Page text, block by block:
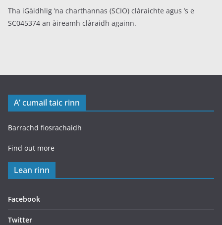
Tha iGàidhlig ’na charthannas (SCIO) clàraichte agus ’s e
SC045374 an àireamh clàraidh againn.
A’ cumail taic rinn
Barrachd fiosrachaidh
Find out more
Lean rinn
Facebook
Twitter